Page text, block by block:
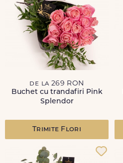
de la 269 RON
Buchet cu trandafiri Pink
Splendor
Trimite Flori